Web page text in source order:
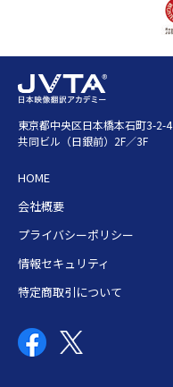
東京都中央区日本橋本石町3-2-4
共同ビル（日銀前）2F／3F
HOME
会社概要
プライバシーポリシー
情報セキュリティ
特定商取引について